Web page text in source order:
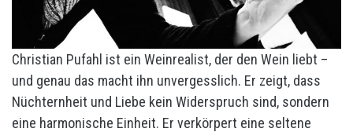
Christian Pufahl ist ein Weinrealist, der den Wein liebt –
und genau das macht ihn unvergesslich. Er zeigt, dass
Nüchternheit und Liebe kein Widerspruch sind, sondern
eine harmonische Einheit. Er verkörpert eine seltene